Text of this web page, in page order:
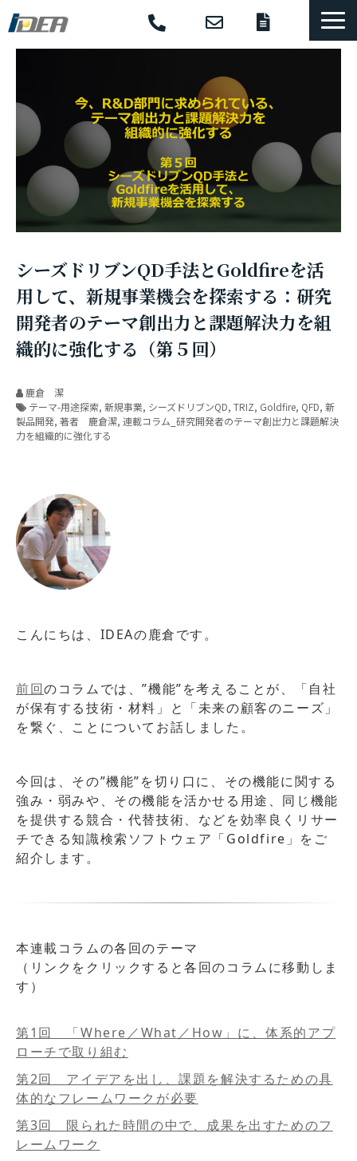
導入事例
体系的開発手法
支援ソフトウェア
セミナー
お役立ち資料
シーズドリブンQD手法とGoldfireを活
用して、新規事業機会を探索する：研究
開発者のテーマ創出力と課題解決力を組
織的に強化する（第５回）
鹿倉 潔
テーマ-用途探索 新規事業 シーズドリブンQD TRIZ Goldfire QFD 新
製品開発 著者 鹿倉潔 連載コラム_研究開発者のテーマ創出力と課題解決
力を組織的に強化する
こんにちは、IDEAの鹿倉です。
前回のコラムでは、”機能”を考えることが、「自社
が保有する技術・材料」と「未来の顧客のニーズ」
を繋ぐ、ことについてお話しました。
今回は、その”機能”を切り口に、その機能に関する
強み・弱みや、その機能を活かせる用途、同じ機能
を提供する競合・代替技術、などを効率良くリサー
チできる知識検索ソフトウェア「Goldfire」をご
紹介します。
本連載コラムの各回のテーマ
（リンクをクリックすると各回のコラムに移動しま
す）
第1回 「Where／What／How」に、体系的アプ
ローチで取り組む
第2回 アイデアを出し、課題を解決するための具
体的なフレームワークが必要
第3回 限られた時間の中で、成果を出すためのフ
レームワーク